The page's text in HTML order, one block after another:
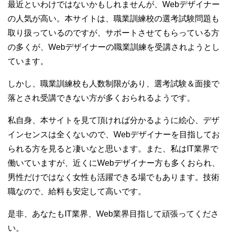
最近といわけではないかもしれませんが、Webデザイナー
の人気が高い。本サイトは、職業訓練校の選考試験問題も
取り扱っているのですが、サポートさせてもらっている方
の多くが、Webデザイナーの職業訓練を受講されようとし
ています。
しかし、職業訓練校も人数制限があり、選考試験＆面接で
落とされ受講できない方が多くおられるようです。
私自身、本サイトを見て頂ければ分かるように絵心、デザ
インセンスは全くないので、Webデザイナーを目指してお
られる方を見ると凄いなと思います。また、私はIT業界で
働いていますが、近くにWebデザイナー方も多くおられ、
男性だけではなく女性も活躍できる場でもあります。技術
職なので、給料も安定して高いです。
是非、あなたもIT業界、Web業界目指して頑張ってくださ
い。